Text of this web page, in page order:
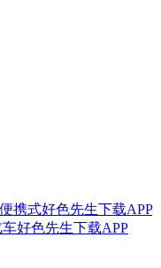
便携式好色先生下载APP
车好色先生下载APP